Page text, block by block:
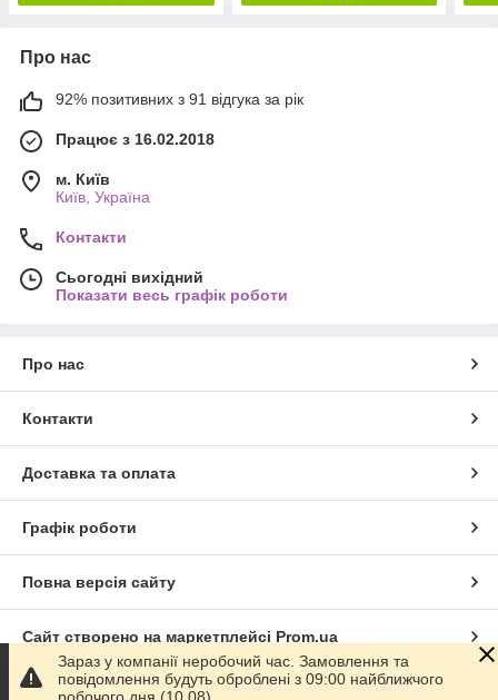
Про нас
92% позитивних з 91 відгука за рік
Працює з 16.02.2018
м. Київ
Київ, Україна
Контакти
Сьогодні вихідний
Показати весь графік роботи
Про нас
Контакти
Доставка та оплата
Графік роботи
Повна версія сайту
Сайт створено на маркетплейсі Prom.ua
Політика конфіденційності
Зараз у компанії неробочий час. Замовлення та
повідомлення будуть оброблені з 09:00 найближчого